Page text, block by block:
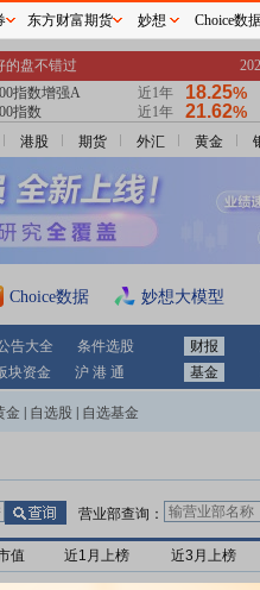
港股 期货 外汇 黄金
Choice数据 妙想大模型
告大全 条件选股 财报
块资金 沪 港 通 基金
金 自选股 自选基金
营业部查询：
值 近1月上榜 近3月上榜
东方财富期货 妙想 Choice数